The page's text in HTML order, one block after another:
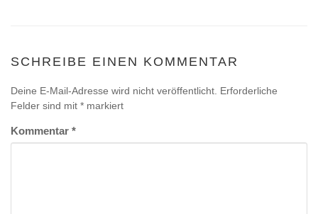
SCHREIBE EINEN KOMMENTAR
Deine E-Mail-Adresse wird nicht veröffentlicht. Erforderliche
Felder sind mit * markiert
Kommentar *